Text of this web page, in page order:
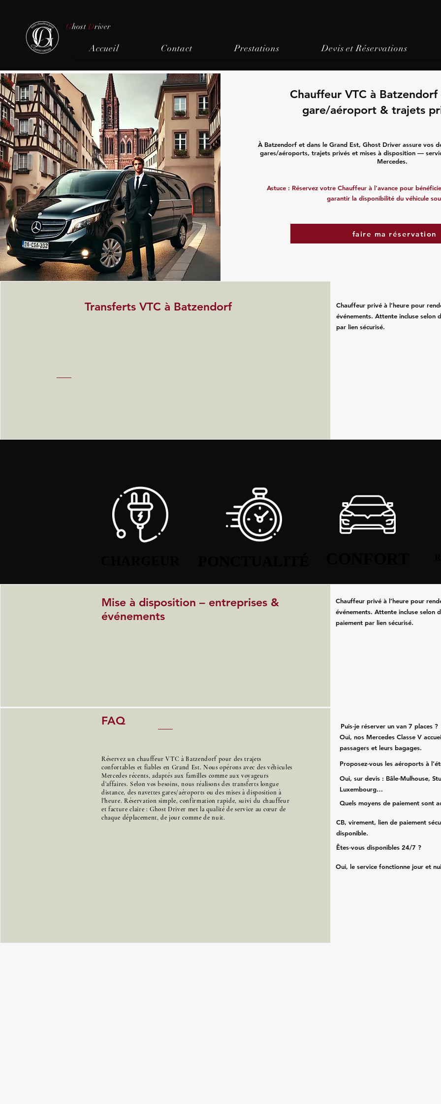
Ghost Driver
Accueil Contact Prestations Devis et Réservations
Chauffeur VTC à Batzendorf
gare/aéroport & trajets
À Batzendorf et dans le Grand Est, Ghost Driver assure vos
gares/aéroports, trajets privés et mises à disposition —
Mercedes.
Astuce : Réservez votre Chauffeur à l'avance pour
garantir la disponibilité du véhicule
faire ma réservation
Transferts VTC à Batzendorf
Chauffeur privé à l’heure pour
événements. Attente incluse selon
par lien sécurisé.
Mise à disposition – entreprises &
événements
Chauffeur privé à l’heure pour
événements. Attente incluse selon
paiement par lien sécurisé.
FAQ
Réservez un chauffeur VTC à Batzendorf pour des trajets
confortables et fiables en Grand Est. Nous opérons avec des véhicules
Mercedes récents, adaptés aux familles comme aux voyageurs
d’affaires. Selon vos besoins, nous réalisons des transferts longue
distance, des navettes gares/aéroports ou des mises à disposition à
l’heure. Réservation simple, confirmation rapide, suivi du chauffeur
et facture claire : Ghost Driver met la qualité de service au cœur de
chaque déplacement, de jour comme de nuit.
Puis‑je réserver un van 7 places ?
Oui, nos Mercedes Classe V
passagers et leurs bagages.
Proposez‑vous les aéroports à
Oui, sur devis : Bâle‑Mulhouse,
Luxembourg…
Quels moyens de paiement sont
CB, virement, lien de paiement
disponible.
Êtes‑vous disponibles 24/7 ?
Oui, le service fonctionne jour et